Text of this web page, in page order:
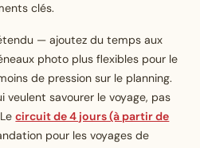
clés.
— ajoutez du temps aux
photo plus flexibles pour le
de pression sur le planning.
veulent savourer le voyage, pas
circuit de 4 jours (à partir de
pour les voyages de